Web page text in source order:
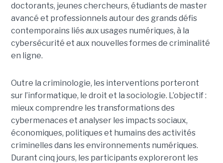
doctorants, jeunes chercheurs, étudiants de master
avancé et professionnels autour des grands défis
contemporains liés aux usages numériques, à la
cybersécurité et aux nouvelles formes de criminalité
en ligne.
Outre la criminologie, les interventions porteront
sur l’informatique, le droit et la sociologie. L’objectif :
mieux comprendre les transformations des
cybermenaces et analyser les impacts sociaux,
économiques, politiques et humains des activités
criminelles dans les environnements numériques.
Durant cinq jours, les participants exploreront les